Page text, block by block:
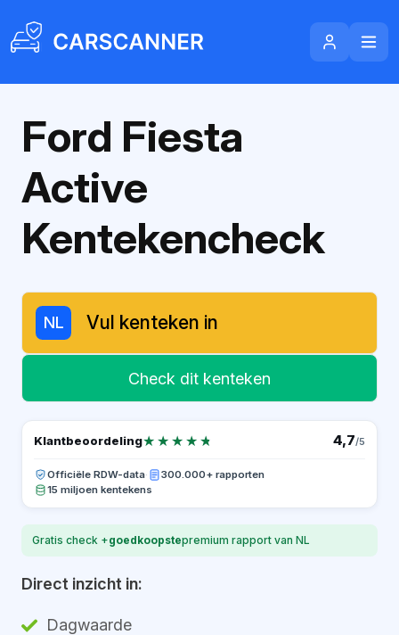
Ford Fiesta
Active
Kentekencheck
NL
Check dit kenteken
Klantbeoordeling★★★★★
★★★★★ 4,7/5
Officiële RDW-data·
300.000+ rapporten
15 miljoen kentekens
Gratis check +goedkoopstepremium rapport van NL
Direct inzicht in:
Dagwaarde